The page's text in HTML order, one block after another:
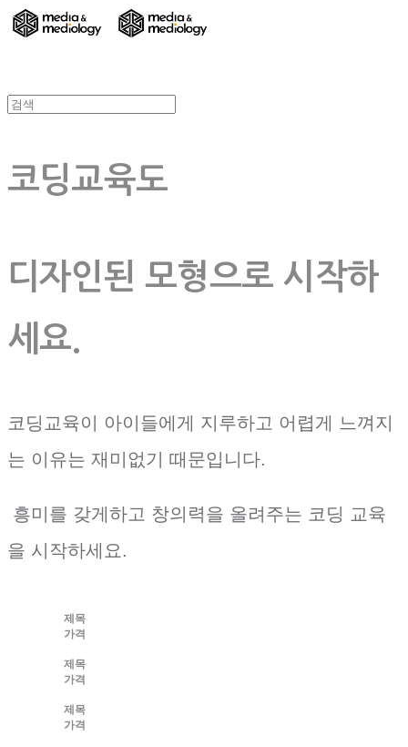
코딩교육도
디자인된 모형으로 시작하
세요.
코딩교육이 아이들에게 지루하고 어렵게 느껴지
는 이유는 재미없기 때문입니다.
흥미를 갖게하고 창의력을 올려주는 코딩 교육
을 시작하세요.
제목
가격
제목
가격
제목
가격